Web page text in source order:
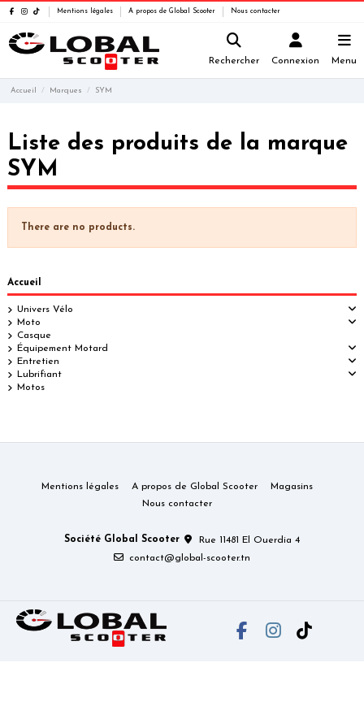
Mentions légales A propos de Global Scooter Nous contacter
Rechercher Connexion Menu
Accueil Marques SYM
Liste des produits de la marque
SYM
There are no products.
Accueil
Univers Vélo
Moto
Casque
Équipement Motard
Entretien
Lubrifiant
Motos
Mentions légales A propos de Global Scooter
Magasins
Nous contacter
Société Global Scooter
Rue 11481 El Ouerdia 4
contact@global-scooter.tn